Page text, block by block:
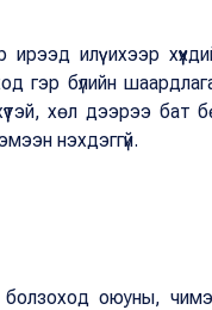
илүү ихээр
гэр бүлийн
хөл дээрээ бат
нэхдэггүй.
болзоход оюуны,